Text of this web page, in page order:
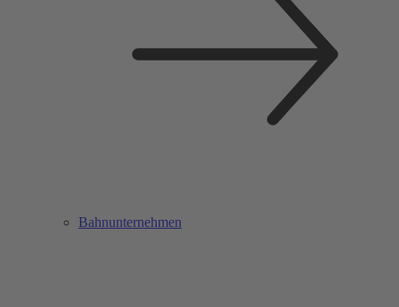
Bahnunternehmen